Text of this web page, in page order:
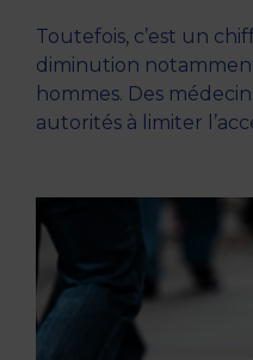
Toutefois, c’est un
diminution
hommes. Des
autorités à limiter